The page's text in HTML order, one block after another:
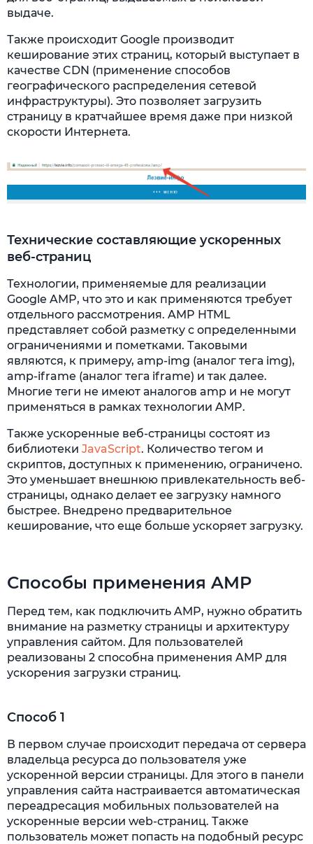
выдаче.
Также происходит Google производит
кеширование этих страниц, который выступает в
качестве CDN (применение способов
географического распределения сетевой
инфраструктуры). Это позволяет загрузить
страницу в кратчайшее время даже при низкой
скорости Интернета.
Технические составляющие ускоренных
веб-страниц
Технологии, применяемые для реализации
Google AMP, что это и как применяются требует
отдельного рассмотрения. AMP HTML
представляет собой разметку с определенными
ограничениями и пометками. Таковыми
являются, к примеру, amp-img (аналог тега img),
amp-iframe (аналог тега iframe) и так далее.
Многие теги не имеют аналогов amp и не могут
применяться в рамках технологии AMP.
Также ускоренные веб-страницы состоят из
библиотеки JavaScript. Количество тегом и
скриптов, доступных к применению, ограничено.
Это уменьшает внешнюю привлекательность веб-
страницы, однако делает ее загрузку намного
быстрее. Внедрено предварительное
кеширование, что еще больше ускоряет загрузку.
Способы применения AMP
Перед тем, как подключить AMP, нужно обратить
внимание на разметку страницы и архитектуру
управления сайтом. Для пользователей
реализованы 2 способна применения AMP для
ускорения загрузки страниц.
Способ 1
В первом случае происходит передача от сервера
владельца ресурса до пользователя уже
ускоренной версии страницы. Для этого в панели
управления сайта настраивается автоматическая
переадресация мобильных пользователей на
ускоренные версии web-страниц. Также
пользователь может попасть на подобный ресурс